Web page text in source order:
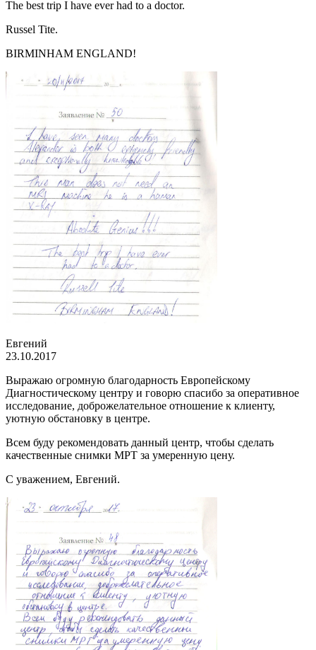
The best trip I have ever had to a doctor.
Russel Tite.
BIRMINHAM ENGLAND!
Евгений
23.10.2017
Выражаю огромную благодарность Европейскому
Диагностическому центру и говорю спасибо за оперативное
исследование, доброжелательное отношение к клиенту,
уютную обстановку в центре.
Всем буду рекомендовать данный центр, чтобы сделать
качественные снимки МРТ за умеренную цену.
С уважением, Евгений.